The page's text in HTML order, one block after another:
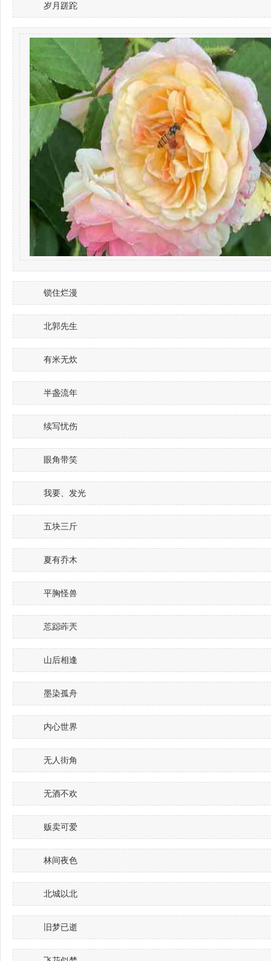
岁月蹉跎
锁住烂漫
北郭先生
有米无炊
半盏流年
续写忧伤
眼角带笑
我要、发光
五块三斤
夏有乔木
平胸怪兽
莣跽葃兲
山后相逢
墨染孤舟
内心世界
无人街角
无酒不欢
贩卖可爱
林间夜色
北城以北
旧梦已逝